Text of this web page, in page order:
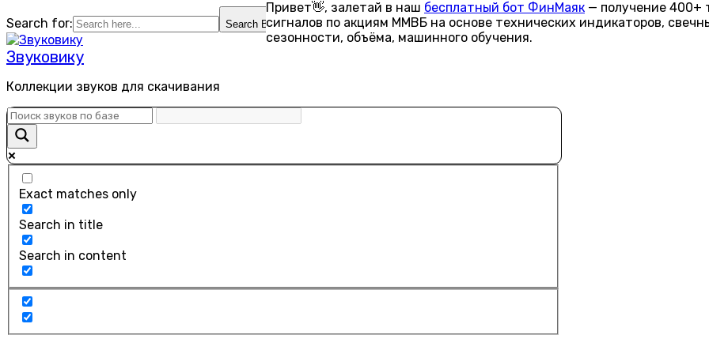
Привет👋, залетай в наш бесплатный бот ФинМаяк — получение 400+
сигналов по акциям ММВБ на основе технических индикаторов,
сезонности, объёма, машинного обучения.
к
содержанию
Search for: Search Button
Звуковику
Коллекции звуков для скачивания
Exact matches only
Search in title
Search in content